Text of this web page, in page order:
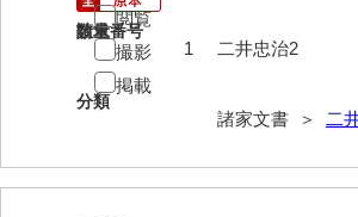
井原家文書
今井家文書
岩崎家文書（秋芳町）
請求番号
二井忠治2
分類
諸家文書 ＞ 二
数量
1
閲覧
撮影
掲載